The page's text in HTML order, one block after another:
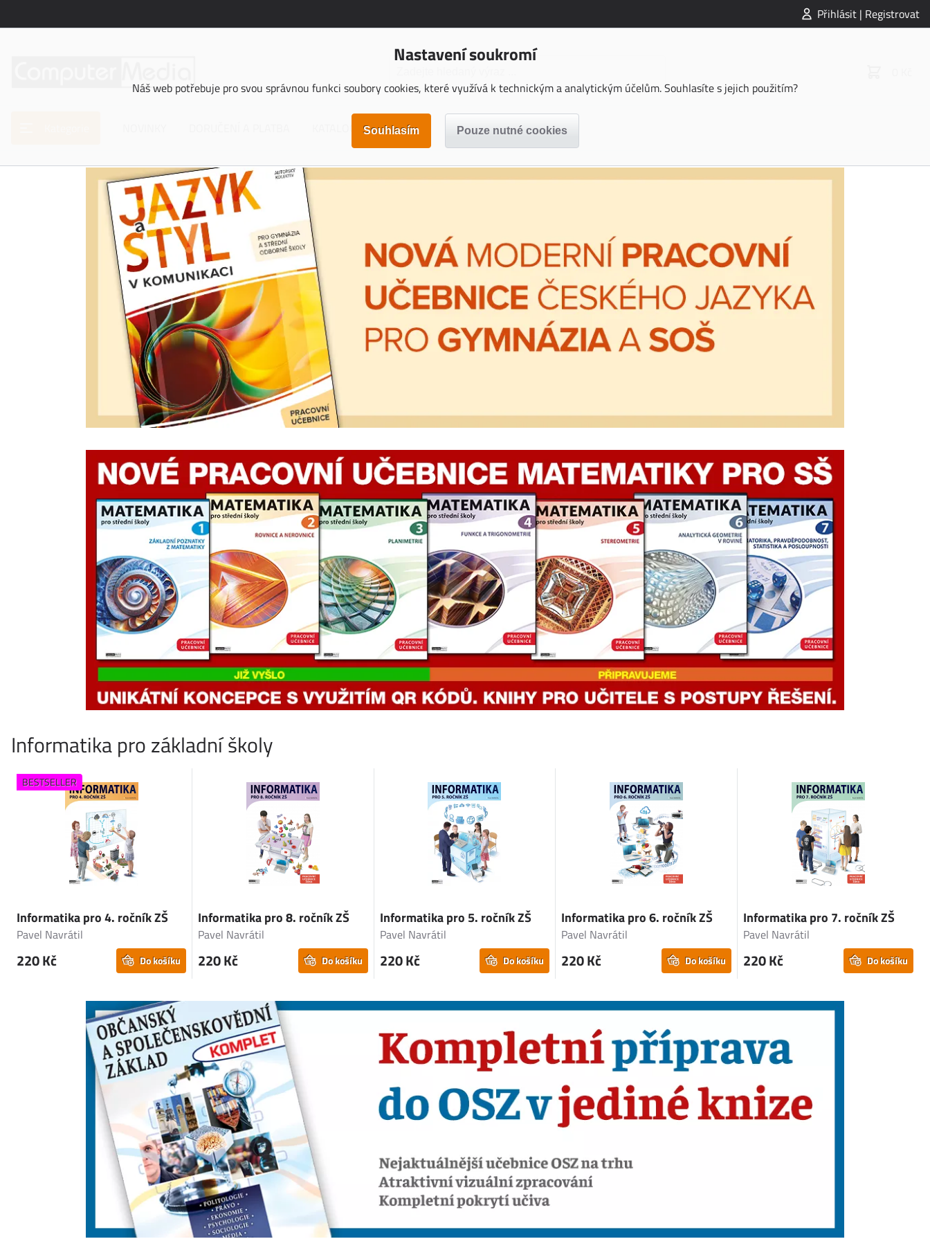
Přihlásit | Registrovat
Nastavení soukromí
Náš web potřebuje pro svou správnou funkci soubory cookies, které využívá k technickým a analytickým účelům. Souhlasíte s jejich použitím?
KATALOGY KE STAŽENÍ
Informatika pro základní školy
BESTSELLER
Informatika pro 4. ročník ZŠ
Pavel Navrátil
220 Kč Do košíku
Informatika pro 8. ročník ZŠ
Pavel Navrátil
220 Kč Do košíku
Informatika pro 5. ročník ZŠ
Pavel Navrátil
220 Kč Do košíku
Informatika pro 6. ročník ZŠ
Pavel Navrátil
220 Kč Do košíku
Informatika pro 7. ročník ZŠ
Pavel Navrátil
220 Kč Do košíku